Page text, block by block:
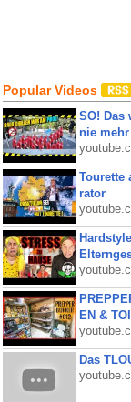
Popular Videos
SO! Das
nie
Tourette
rator
EN &
Das